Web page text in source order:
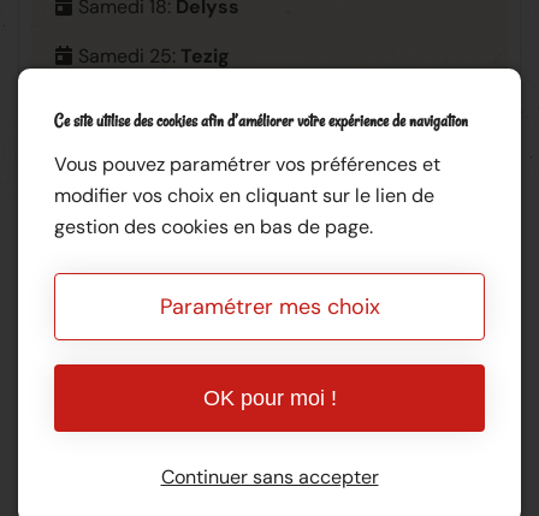
Samedi 18: Delyss
Samedi 25: Tezig
Août
Hot Doctors
Samedi 8 :Lizzy and the old swing men
Ce site utilise des cookies afin d’améliorer votre expérience de navigation
Vous pouvez paramétrer vos préférences et
modifier vos choix en cliquant sur le lien de
gestion des cookies en bas de page.
Paramétrer mes choix
OK pour moi !
Continuer sans accepter